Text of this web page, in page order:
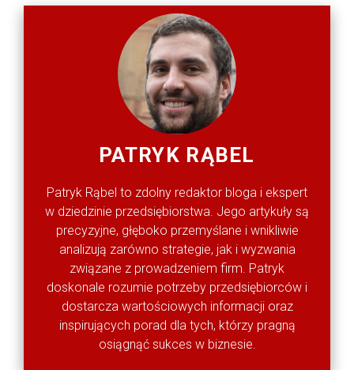
PATRYK RĄBEL
Patryk Rąbel to zdolny redaktor bloga i ekspert
w dziedzinie przedsiębiorstwa. Jego artykuły są
precyzyjne, głęboko przemyślane i wnikliwie
analizują zarówno strategie, jak i wyzwania
związane z prowadzeniem firm. Patryk
doskonale rozumie potrzeby przedsiębiorców i
dostarcza wartościowych informacji oraz
inspirujących porad dla tych, którzy pragną
osiągnąć sukces w biznesie.